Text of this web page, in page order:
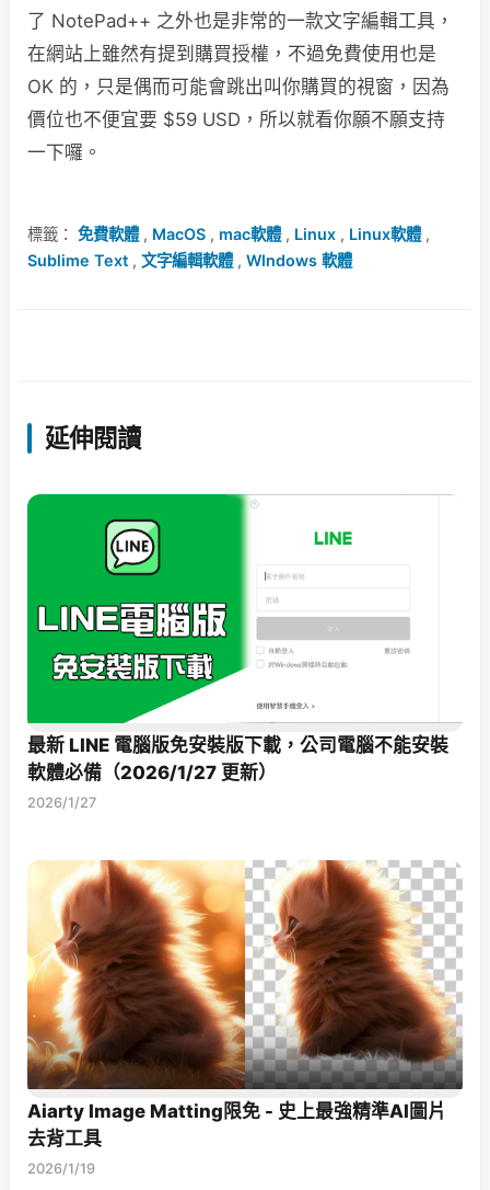
了 NotePad++ 之外也是非常的一款文字編輯工具，
在網站上雖然有提到購買授權，不過免費使用也是
OK 的，只是偶而可能會跳出叫你購買的視窗，因為
價位也不便宜要 $59 USD，所以就看你願不願支持
一下囉。
標籤： 免費軟體, MacOS , mac軟體, Linux , Linux軟體,
Sublime Text , 文字編輯軟體, WIndows 軟體
延伸閱讀
最新 LINE 電腦版免安裝版下載，公司電腦不能安裝
軟體必備（2026/1/27 更新）
2026/1/27
Aiarty Image Matting限免 - 史上最強精準AI圖片
去背工具
2026/1/19